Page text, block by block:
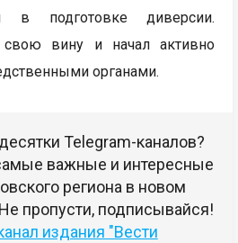
в подготовке диверсии.
свою вину и начал активно
органами.
Telegram-каналов?
важные и интересные
региона в новом
пропусти, подписывайся!
издания "Вести